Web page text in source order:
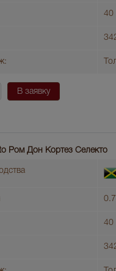
40
В заявку
Ром Дон Кортез Селекто
40